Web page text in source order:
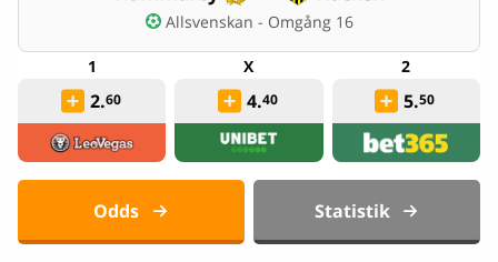
Allsvenskan - Omgång 16
2.60 4.40 5.50
Odds Statistik